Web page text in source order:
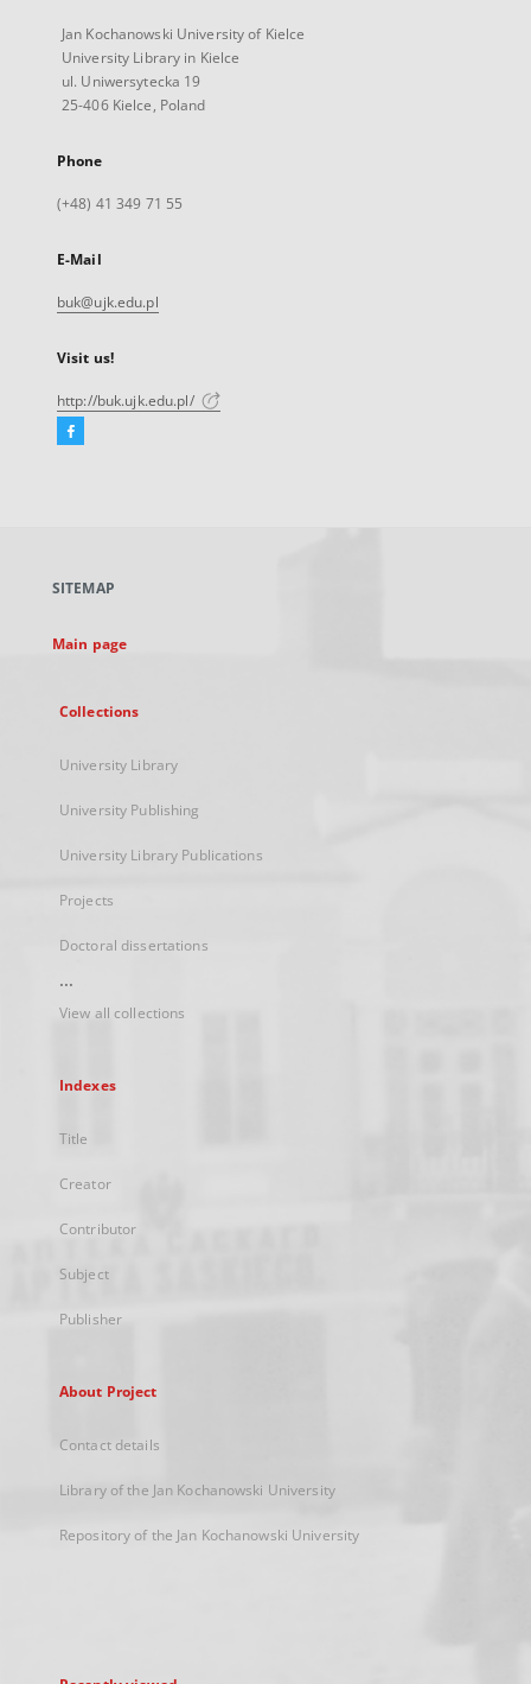
Jan Kochanowski University of Kielce
University Library in Kielce
ul. Uniwersytecka 19
25-406 Kielce, Poland
Phone
(+48) 41 349 71 55
E-Mail
buk@ujk.edu.pl
Visit us!
http://buk.ujk.edu.pl/
Facebook
new
SITEMAP
Main page
Collections
University Library
University Publishing
University Library Publications
Projects
Doctoral dissertations
...
View all collections
Indexes
Title
Creator
Contributor
Subject
Publisher
About Project
Contact details
Library of the Jan Kochanowski University
Repository of the Jan Kochanowski University